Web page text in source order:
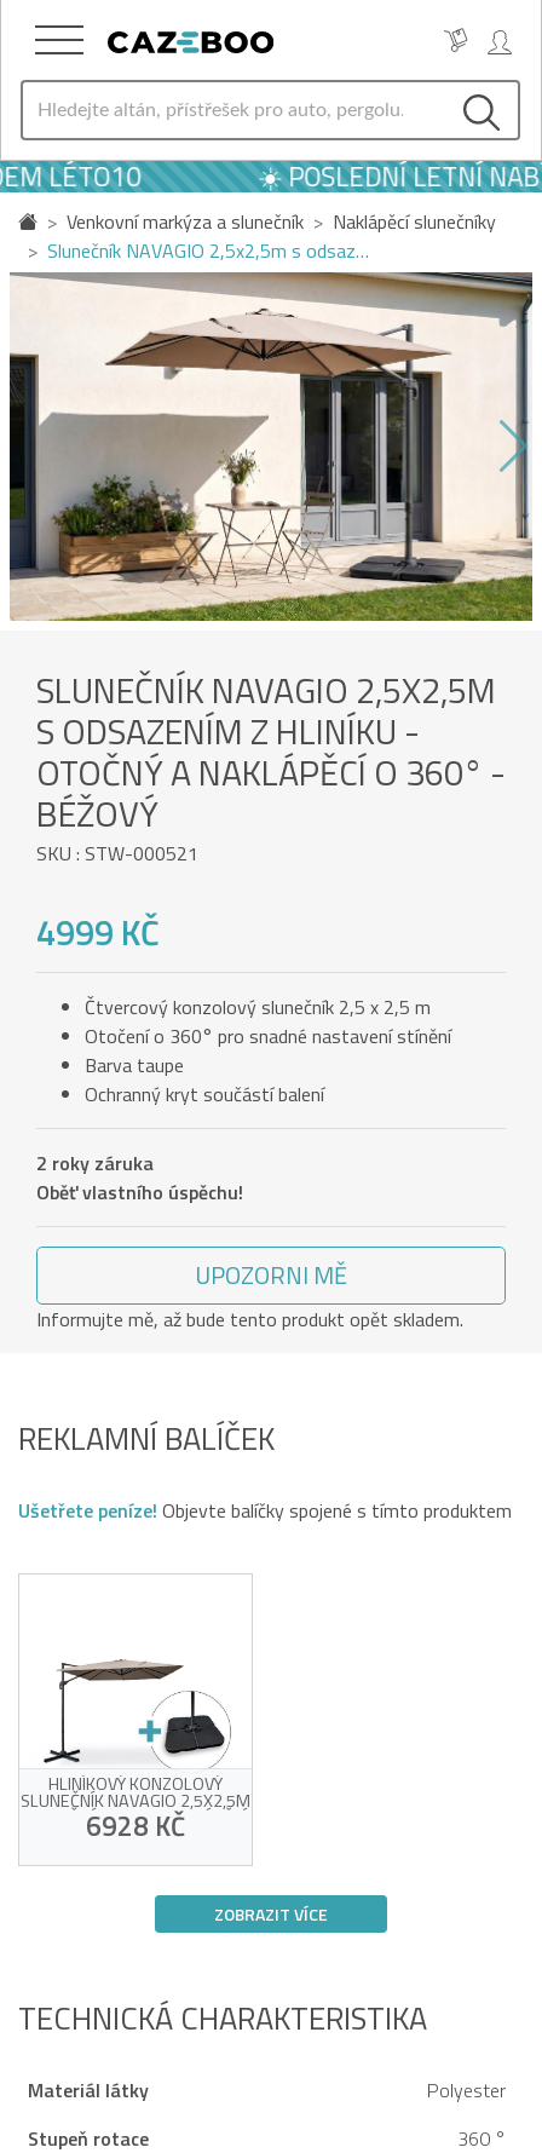
LÉTO10 ☀️ POSLEDNÍ LETNÍ
Venkovní markýza a slunečník
Naklápěcí slunečníky
Slunečník NAVAGIO 2,5x2,5m s odsaz…
SLUNEČNÍK NAVAGIO 2,5X2,5M
S ODSAZENÍM Z HLINÍKU -
OTOČNÝ A NAKLÁPĚCÍ O 360° -
BÉŽOVÝ
SKU : STW-000521
4999 KČ
Čtvercový konzolový slunečník 2,5 x 2,5 m
Otočení o 360° pro snadné nastavení stínění
Barva taupe
Ochranný kryt součástí balení
2 roky záruka
Oběť vlastního úspěchu!
UPOZORNI MĚ
Informujte mě, až bude tento produkt opět skladem.
REKLAMNÍ BALÍČEK
Ušetřete peníze! Objevte balíčky spojené s tímto produktem
HLINÍKOVÝ KONZOLOVÝ
SLUNEČNÍK NAVAGIO 2,5X2,5M
– OTOČNÝ O 360°, NAKLÁPĚCÍ,
BÉŽOVÁ + ZÁTĚŽOVÉ DESKY
6928 KČ
360° otáčení a
Odolný hliníkový rám
Oběť vlastního úspěchu!
ZOBRAZIT VÍCE
TECHNICKÁ CHARAKTERISTIKA
Materiál látky
Polyester
Stupeň rotace
360 °